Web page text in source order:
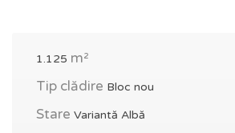
1.125 m²
Tip clădire Bloc nou
Stare Variantă Albă